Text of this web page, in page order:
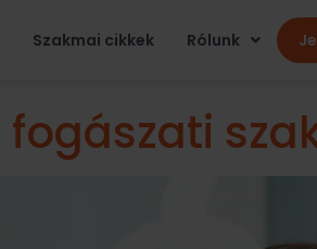
Szakmai cikkek Rólunk